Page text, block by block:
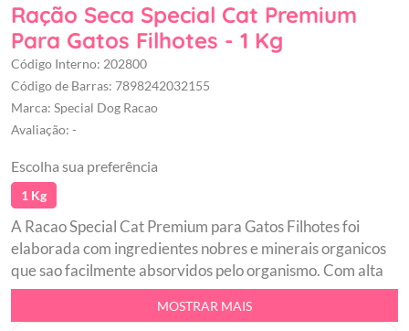
Ração Seca Special Cat Premium
Para Gatos Filhotes - 1 Kg
Código Interno: 202800
Código de Barras: 7898242032155
Marca: Special Dog Racao
Avaliação: -
Escolha sua preferência
1 Kg
A Racao Special Cat Premium para Gatos Filhotes foi
elaborada com ingredientes nobres e minerais organicos
que sao facilmente absorvidos pelo organismo. Com alta
digestibilidade e palatabilidade, possui prebioticos mos e
fos que auxiliam na absorcao de nutrientes extrato de
MOSTRAR MAIS